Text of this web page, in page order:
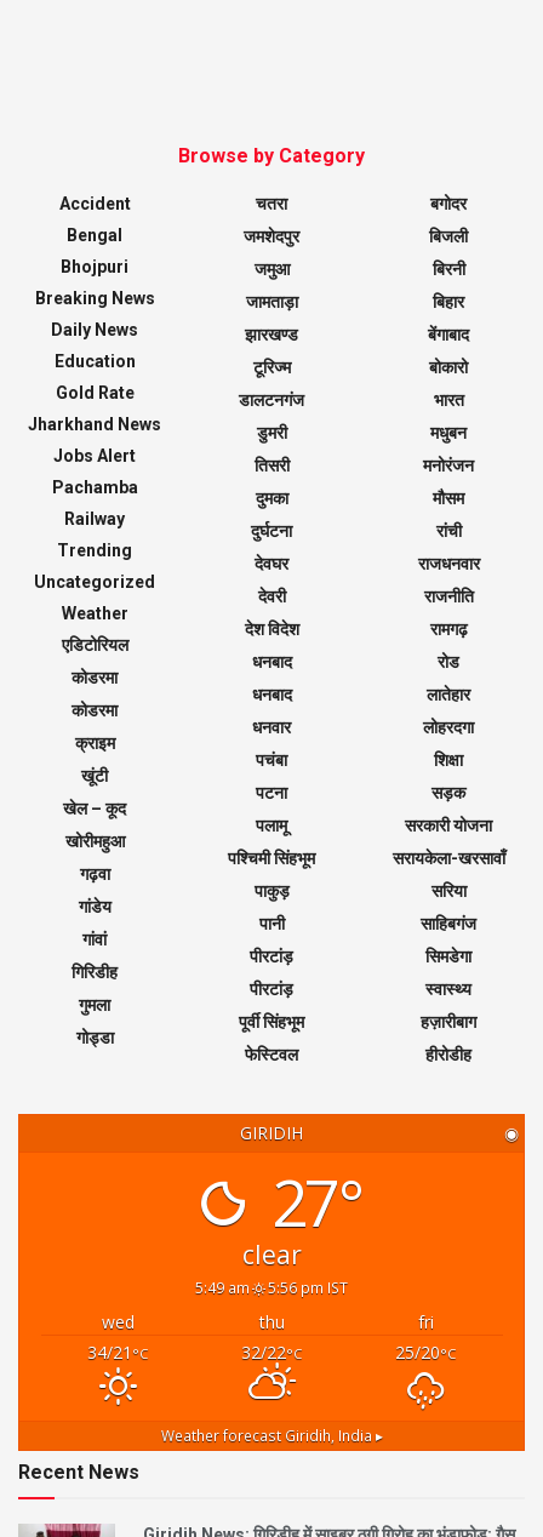
Browse by Category
Accident
Bengal
Bhojpuri
Breaking News
Daily News
Education
Gold Rate
Jharkhand News
Jobs Alert
Pachamba
Railway
Trending
Uncategorized
Weather
एडिटोरियल
कोडरमा
कोडरमा
क्राइम
खूंटी
खेल – कूद
खोरीमहुआ
गढ़वा
गांडेय
गांवां
गिरिडीह
गुमला
गोड्डा
चतरा
जमशेदपुर
जमुआ
जामताड़ा
झारखण्ड
टूरिज्म
डालटनगंज
डुमरी
तिसरी
दुमका
दुर्घटना
देवघर
देवरी
देश विदेश
धनबाद
धनबाद
धनवार
पचंबा
पटना
पलामू
पश्चिमी सिंहभूम
पाकुड़
पानी
पीरटांड़
पीरटांड़
पूर्वी सिंहभूम
फेस्टिवल
बगोदर
बिजली
बिरनी
बिहार
बेंगाबाद
बोकारो
भारत
मधुबन
मनोरंजन
मौसम
रांची
राजधनवार
राजनीति
रामगढ़
रोड
लातेहार
लोहरदगा
शिक्षा
सड़क
सरकारी योजना
सरायकेला-खरसावाँ
सरिया
साहिबगंज
सिमडेगा
स्वास्थ्य
हज़ारीबाग
हीरोडीह
GIRIDIH ◉
27°
clear
5:49 am 5:56 pm IST
wed thu
fri
34/21 °C 32/22°C 25/20°C
Weather forecast Giridih, India ▸
Recent News